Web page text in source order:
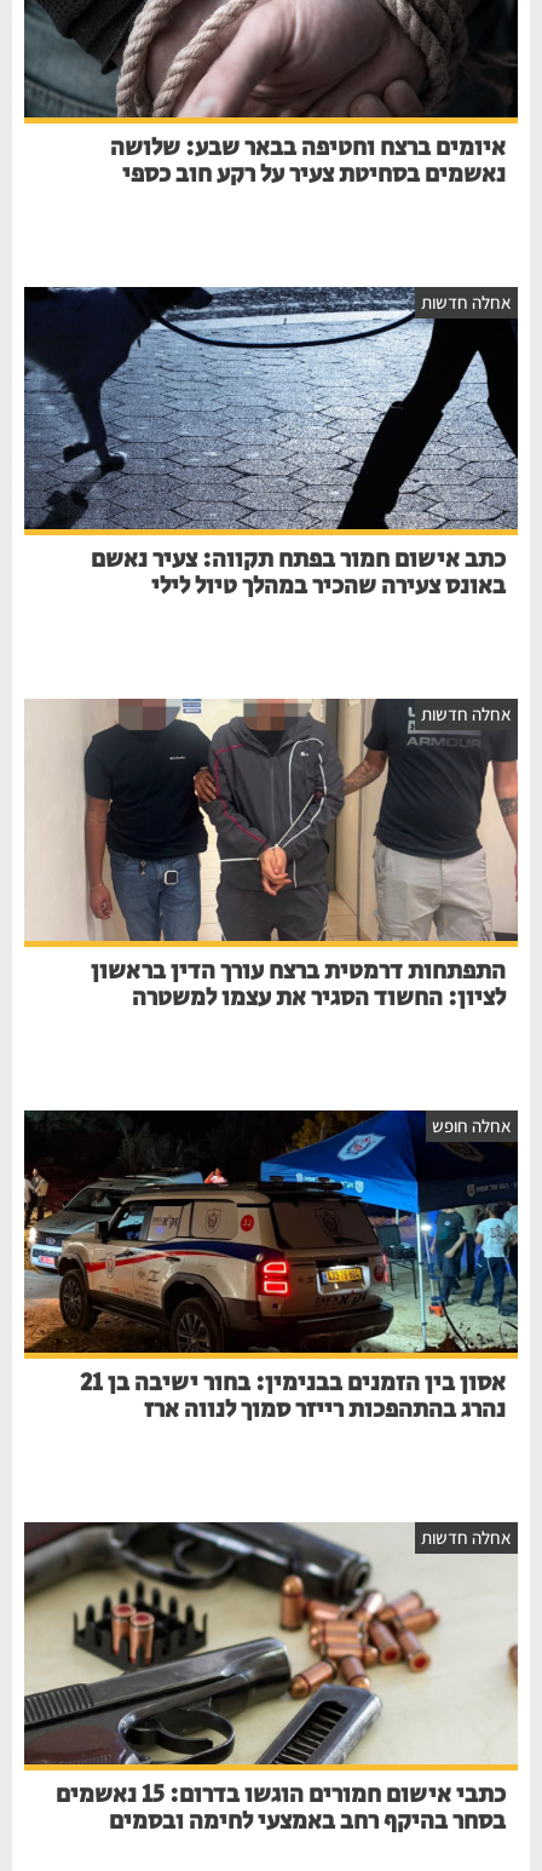
איומים ברצח וחטיפה בבאר שבע: שלושה
נאשמים בסחיטת צעיר על רקע חוב כספי
אחלה חדשות
כתב אישום חמור בפתח תקווה: צעיר נאשם
באונס צעירה שהכיר במהלך טיול לילי
אחלה חדשות
התפתחות דרמטית ברצח עורך הדין בראשון
לציון: החשוד הסגיר את עצמו למשטרה
אחלה חופש
אסון בין הזמנים בבנימין: בחור ישיבה בן 21
נהרג בהתהפכות רייזר סמוך לנווה ארז
אחלה חדשות
כתבי אישום חמורים הוגשו בדרום: 15 נאשמים
בסחר בהיקף רחב באמצעי לחימה ובסמים